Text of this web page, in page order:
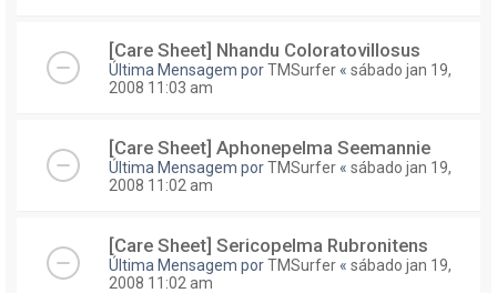
[Care Sheet] Nhandu Coloratovillosus
Última Mensagem porTMSurfer « sábado jan 19,
2008 11:03 am
[Care Sheet] Aphonepelma Seemannie
Última Mensagem porTMSurfer « sábado jan 19,
2008 11:02 am
[Care Sheet] Sericopelma Rubronitens
Última Mensagem porTMSurfer « sábado jan 19,
2008 11:02 am